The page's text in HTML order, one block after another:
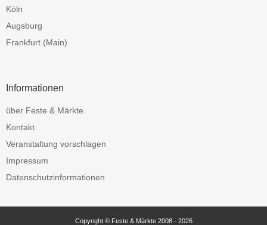
Köln
Augsburg
Frankfurt (Main)
Informationen
über Feste & Märkte
Kontakt
Veranstaltung vorschlagen
Impressum
Datenschutzinformationen
Copyright © Feste & Märkte 2008 - 2026